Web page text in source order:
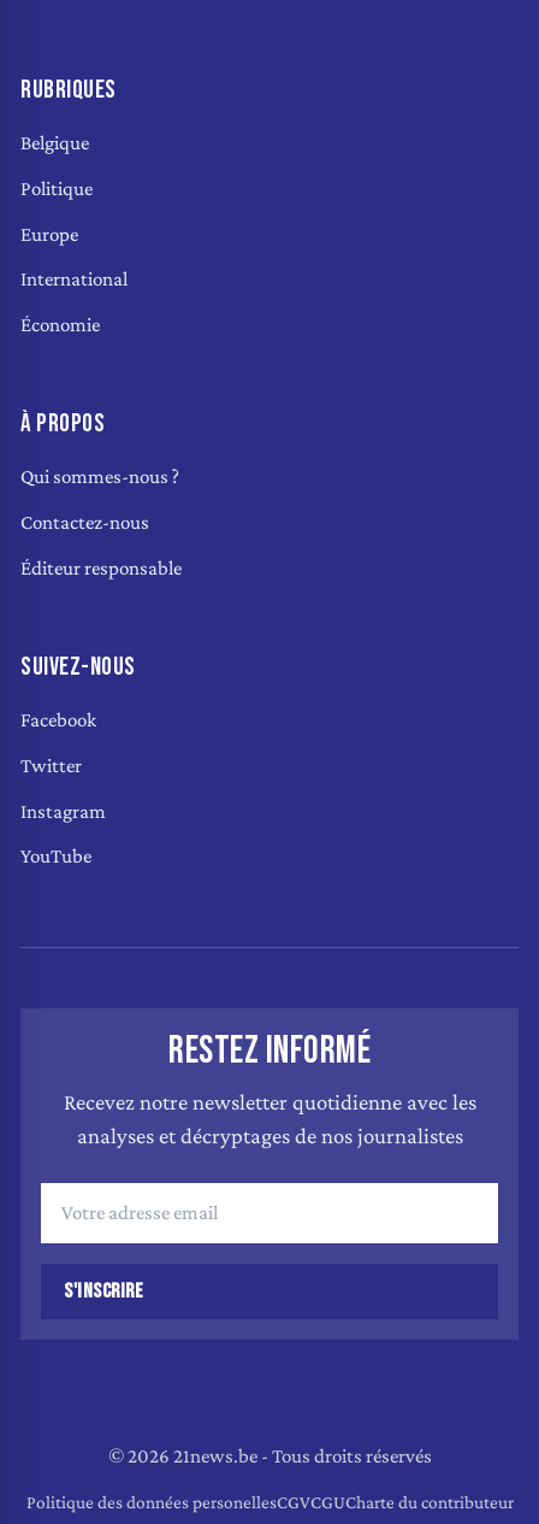
RUBRIQUES
Belgique
Politique
Europe
International
Économie
À PROPOS
Qui sommes-nous ?
Contactez-nous
Éditeur responsable
SUIVEZ-NOUS
Facebook
Twitter
Instagram
YouTube
RESTEZ INFORMÉ
Recevez notre newsletter quotidienne avec les
analyses et décryptages de nos journalistes
S'INSCRIRE
© 2026 21news.be - Tous droits réservés
Politique des données personellesCGVCGUCharte du contributeur